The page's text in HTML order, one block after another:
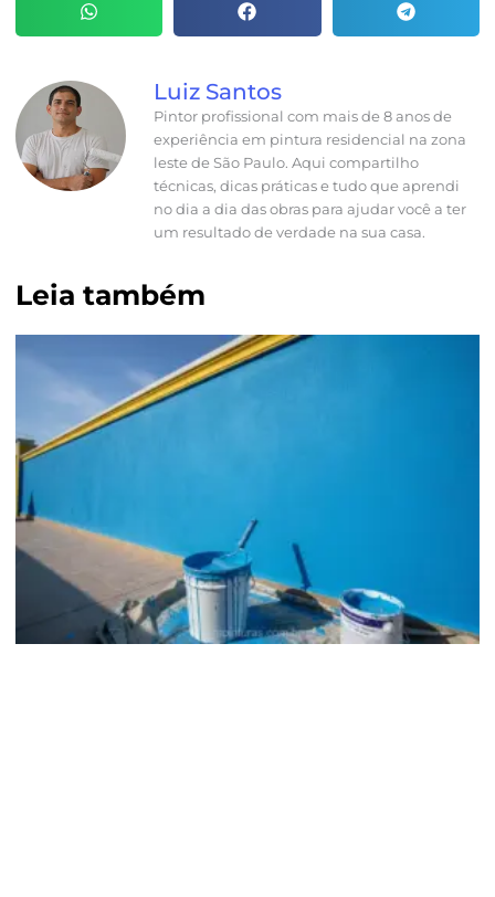
Luiz Santos
Pintor profissional com mais de 8 anos de
experiência em pintura residencial na zona
leste de São Paulo. Aqui compartilho
técnicas, dicas práticas e tudo que aprendi
no dia a dia das obras para ajudar você a ter
um resultado de verdade na sua casa.
Leia também